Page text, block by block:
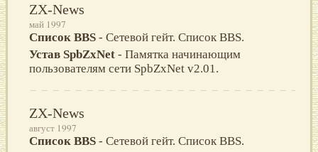
ZX-News
май 1997
Список BBS - Сетевой гейт. Список BBS.
Устав SpbZxNet - Памятка начинающим
пользователям сети SpbZxNet v2.01.
ZX-News
август 1997
Список BBS - Сетевой гейт. Список BBS.